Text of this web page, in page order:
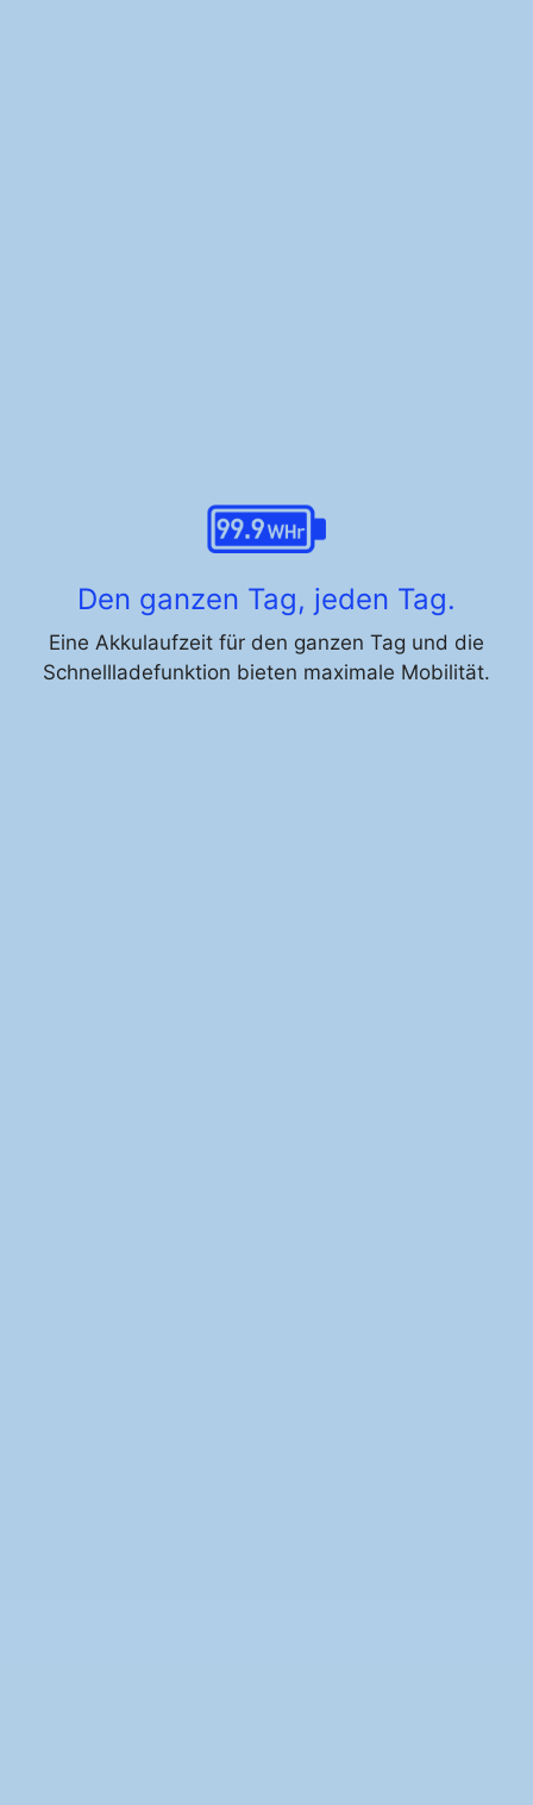
Den ganzen Tag, jeden Tag.
Eine Akkulaufzeit für den ganzen Tag und die
Schnellladefunktion bieten maximale Mobilität.